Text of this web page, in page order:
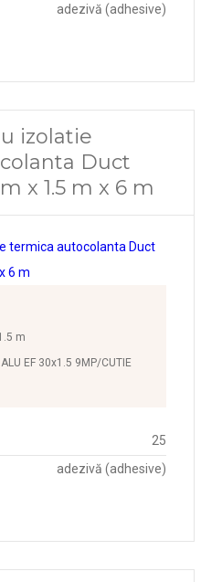
adezivă (adhesive)
izolatie
Duct
x 1.5 m x 6 m
m
EF 30x1.5 9MP/CUTIE
25
adezivă (adhesive)